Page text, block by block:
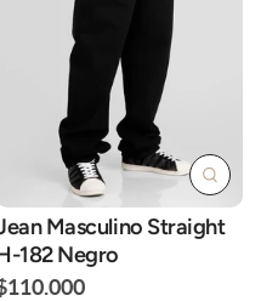
Masculino Straight
182 Negro